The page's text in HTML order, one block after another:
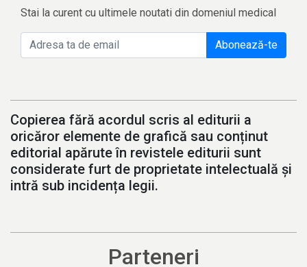
Stai la curent cu ultimele noutati din domeniul medical
Abonează-te
Copierea fără acordul scris al editurii a
oricăror elemente de grafică sau conținut
editorial apărute în revistele editurii sunt
considerate furt de proprietate intelectuală și
intră sub incidența legii.
Parteneri